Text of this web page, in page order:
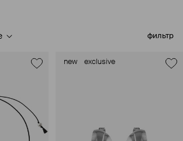
фильтр
new exclusive